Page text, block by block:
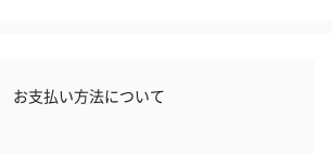
お支払い方法について